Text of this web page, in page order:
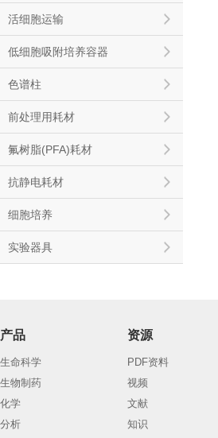
活细胞运输
低细胞吸附培养容器
色谱柱
前处理用耗材
氟树脂(PFA)耗材
抗静电耗材
细胞培养
实验器具
产品
生命科学
生物制药
化学
分析
资源
PDF资料
视频
文献
知识